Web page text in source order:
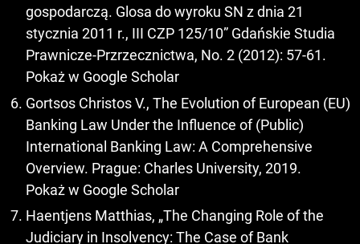
gospodarczą. Glosa do wyroku SN z dnia 21
stycznia 2011 r., III CZP 125/10” Gdańskie Studia
Prawnicze-Przrzecznictwa, No. 2 (2012): 57-61.
Pokaż w Google Scholar
Gortsos Christos V., The Evolution of European (EU)
Banking Law Under the Influence of (Public)
International Banking Law: A Comprehensive
Overview. Prague: Charles University, 2019.
Pokaż w Google Scholar
Haentjens Matthias, „The Changing Role of the
Judiciary in Insolvency: The Case of Bank